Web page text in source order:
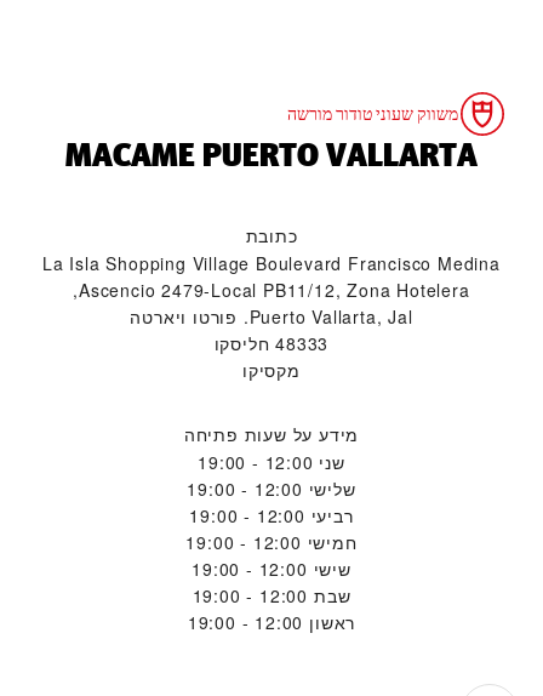
משווק שעוני טודור מורשה
‭MACAME PUERTO VALLARTA‬
כתובת
La Isla Shopping Village Boulevard Francisco Medina
Ascencio 2479-Local PB11/12, Zona Hotelera,
Puerto Vallarta, Jal. פורטו ויארטה
48333 חליסקו
מקסיקו
מידע על שעות פתיחה
שני 12:00 - 19:00
שלישי 12:00 - 19:00
רביעי 12:00 - 19:00
חמישי 12:00 - 19:00
שישי 12:00 - 19:00
שבת 12:00 - 19:00
ראשון 12:00 - 19:00